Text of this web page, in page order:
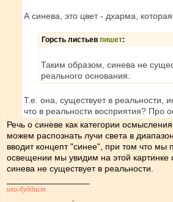
А синева, это цвет - дхарма,
Горсть листьев пишет:
Таким образом, синева не
реального основания.
Т.е. она, существует в реальности,
что в реальности восприятия? Про
Речь о синеве как категории
можем распознать лучи света в
вводит концепт "синее", при том что
освещении мы увидим на этой
синева не существует в реальности.
нео-буддист